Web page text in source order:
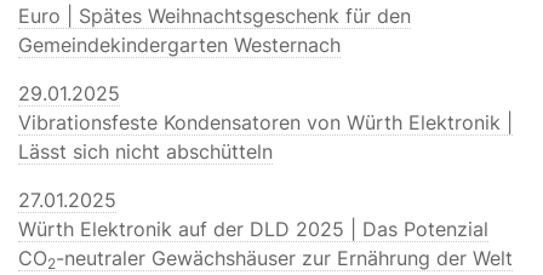
Euro | Spätes Weihnachtsgeschenk für den
Gemeindekindergarten Westernach
29.01.2025
Vibrationsfeste Kondensatoren von Würth Elektronik |
Lässt sich nicht abschütteln
27.01.2025
Würth Elektronik auf der DLD 2025 | Das Potenzial
CO2-neutraler Gewächshäuser zur Ernährung der Welt